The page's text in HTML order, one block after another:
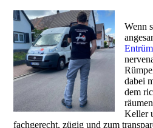
Wenn
dabei
dem
Keller
fachgerecht, zügig und zum